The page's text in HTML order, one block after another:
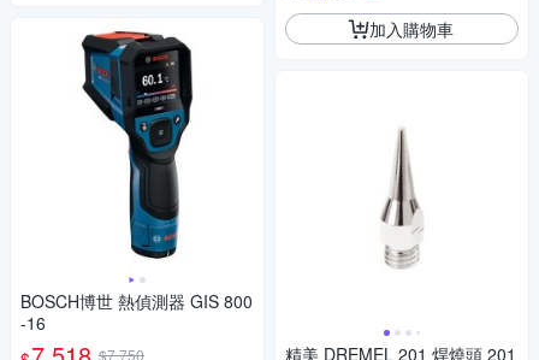
BOSCH博世 熱偵測器 GIS 800
-16
$7,750
加入購物車
精美 DREMEL 201 焊燒頭 201